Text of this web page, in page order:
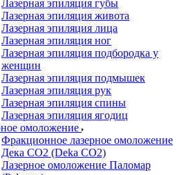
Лазерная эпиляция губы
Лазерная эпиляция живота
Лазерная эпиляция лица
Лазерная эпиляция ног
Лазерная эпиляция подбородка у
женщин
Лазерная эпиляция подмышек
Лазерная эпиляция рук
Лазерная эпиляция спины
Лазерная эпиляция ягодиц
омоложение
Фракционное лазерное омоложение
Дека СО2 (Deka CO2)
Лазерное омоложение Паломар